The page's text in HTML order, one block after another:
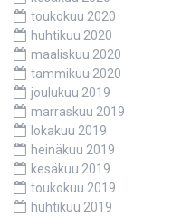
toukokuu 2020
huhtikuu 2020
maaliskuu 2020
tammikuu 2020
joulukuu 2019
marraskuu 2019
lokakuu 2019
heinäkuu 2019
kesäkuu 2019
toukokuu 2019
huhtikuu 2019